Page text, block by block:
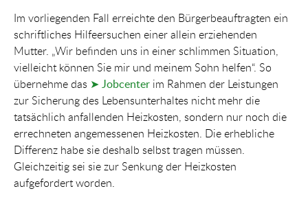
Im vorliegenden Fall erreichte den Bürgerbeauftragten ein
schriftliches Hilfeersuchen einer allein erziehenden
Mutter. „Wir befinden uns in einer schlimmen Situation,
vielleicht können Sie mir und meinem Sohn helfen“. So
übernehme das ➤ Jobcenter im Rahmen der Leistungen
zur Sicherung des Lebensunterhaltes nicht mehr die
tatsächlich anfallenden Heizkosten, sondern nur noch die
errechneten angemessenen Heizkosten. Die erhebliche
Differenz habe sie deshalb selbst tragen müssen.
Gleichzeitig sei sie zur Senkung der Heizkosten
aufgefordert worden.